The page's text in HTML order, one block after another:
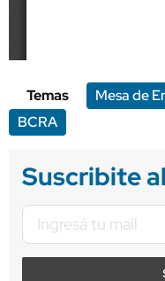
Temas Mesa de
BCRA
Suscribite